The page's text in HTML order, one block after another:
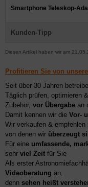
Smartphone Teleskop-
Kunden-Tipp
Diesen Artikel haben wir am
Profitieren Sie von
Seit über 30 Jahren
Täglich prüfen, optimieren
Zubehör, vor Übergabe an
Damit kennen wir die Vor-
Wir verkaufen &
von denen wir überzeugt
Für eine umfassende,
sehr viel Zeit für Sie
Als erster
Videoberatung an,
denn sehen heißt